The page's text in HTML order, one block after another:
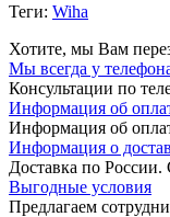
Теги: Wiha
Хотите, мы Вам
Мы всегда у
Консультации по
Информация об
Информация об
Информация о
Доставка по России.
Выгодные условия
Предлагаем